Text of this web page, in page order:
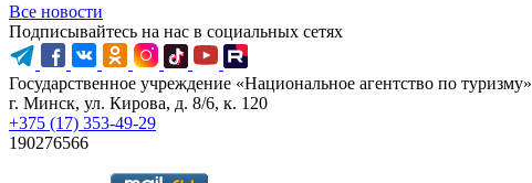
Все новости
Подписывайтесь на нас в социальных сетях
Государственное учреждение «Национальное агентство по туризму»
г. Минск, ул. Кирова, д. 8/6, к. 120
+375 (17) 353-49-29
190276566